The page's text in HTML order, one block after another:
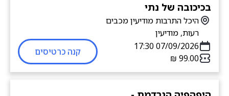
בכיכובה של נתי
היכל התרבות מודיעין מכבים
רעות, מודיעין
07/09/2026 17:30
קנה כרטיסים